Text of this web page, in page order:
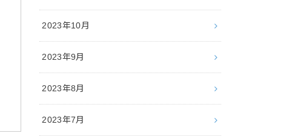
2023年10月
2023年9月
2023年8月
2023年7月